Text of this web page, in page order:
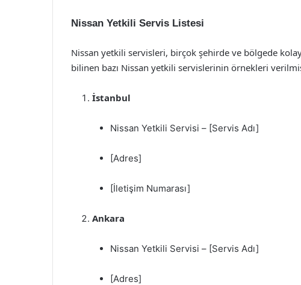
Nissan Yetkili Servis Listesi
Nissan yetkili servisleri, birçok şehirde ve bölgede
bilinen bazı Nissan yetkili servislerinin örnekleri
İstanbul
Nissan Yetkili Servisi – [Servis Adı]
[Adres]
[İletişim Numarası]
Ankara
Nissan Yetkili Servisi – [Servis Adı]
[Adres]